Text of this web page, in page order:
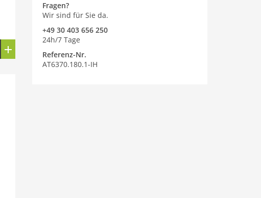
Fragen?
Wir sind für Sie da.
+49 30 403 656 250
24h/7 Tage
Referenz-Nr.
AT6370.180.1-IH